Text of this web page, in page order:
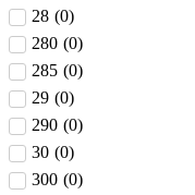
28 (0)
280 (0)
285 (0)
29 (0)
290 (0)
30 (0)
300 (0)